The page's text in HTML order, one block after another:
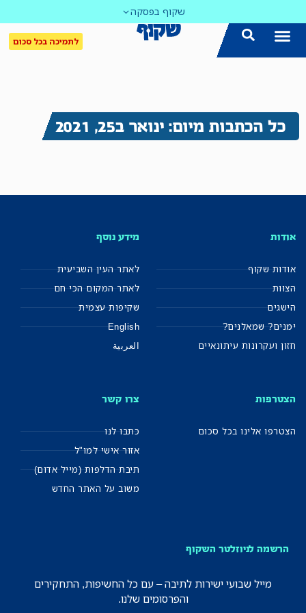
שקוף בפסקה
לתמיכה בכל סכום
כל הכתבות מיום: ינואר ב25, 2021
אודות
אודות שקוף
הצוות
הישגים
ימנים? שמאלנים?
חזון ועקרונות עיתונאיים
מידע נוסף
לאתר העין השביעית
לאתר המקום הכי חם
שקיפות עצמית
English
العربية
הצטרפות
הצטרפו אלינו בכל סכום
צרו קשר
כתבו לנו
אזור אישי למו"ל
תיבת הדלפות (מייל אדום)
משוב על האתר החדש
הרשמה לניוזלטר השקוף
מייל שבועי ישירות לתיבה – עם כל החשיפות, התחקירים
והפרסומים שלנו.